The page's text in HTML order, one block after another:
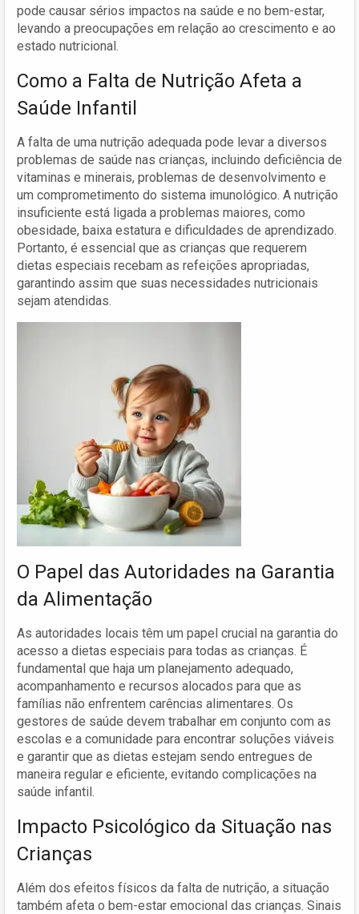
pode causar sérios impactos na saúde e no bem-estar,
levando a preocupações em relação ao crescimento e ao
estado nutricional.
Como a Falta de Nutrição Afeta a
Saúde Infantil
A falta de uma nutrição adequada pode levar a diversos
problemas de saúde nas crianças, incluindo deficiência de
vitaminas e minerais, problemas de desenvolvimento e
um comprometimento do sistema imunológico. A nutrição
insuficiente está ligada a problemas maiores, como
obesidade, baixa estatura e dificuldades de aprendizado.
Portanto, é essencial que as crianças que requerem
dietas especiais recebam as refeições apropriadas,
garantindo assim que suas necessidades nutricionais
sejam atendidas.
O Papel das Autoridades na Garantia
da Alimentação
As autoridades locais têm um papel crucial na garantia do
acesso a dietas especiais para todas as crianças. É
fundamental que haja um planejamento adequado,
acompanhamento e recursos alocados para que as
famílias não enfrentem carências alimentares. Os
gestores de saúde devem trabalhar em conjunto com as
escolas e a comunidade para encontrar soluções viáveis
e garantir que as dietas estejam sendo entregues de
maneira regular e eficiente, evitando complicações na
saúde infantil.
Impacto Psicológico da Situação nas
Crianças
Além dos efeitos físicos da falta de nutrição, a situação
também afeta o bem-estar emocional das crianças. Sinais